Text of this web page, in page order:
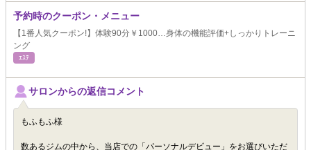
予約時のクーポン・メニュー
【1番人気クーポン!】体験90分￥1000…身体の機能評価+しっかりトレーニ
ング
ｴｽﾃ
サロンからの返信コメント
もふもふ様
数あるジムの中から、当店での「パーソナルデビュー」をお選びいただ